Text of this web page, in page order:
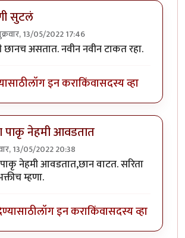
सुटलं
13/05/2022 17:46
छानच असतात. नवीन नवीन टाकत रहा.
लॉग इन कराकिंवासदस्य व्हा
पाकृ नेहमी आवडतात
13/05/2022 20:38
तोंडाला पाणी सुटलंbyसरिता बांदेकर
नेहमी आवडतात,छान वाटत. सरिता
म्हणा.
लॉग इन कराकिंवासदस्य व्हा